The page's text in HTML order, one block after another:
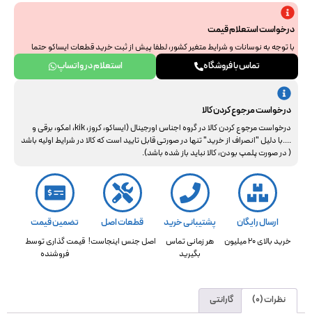
درخواست استعلام قیمت
با توجه به نوسانات و شرایط متغیر کشور، لطفا پیش از ثبت خرید قطعات ایساکو حتما
جهت استعلام نهایی با ما هماهنگ فرمایید. از همراهی و درک شما سپاسگزاریم.
تماس با فروشگاه استعلام در واتساپ
درخواست مرجوع کردن کالا
درخواست مرجوع کردن کالا در گروه اجناس اورجینال (ایساکو، کروز، kik، امکو، برقی و
....با دلیل "انصراف از خرید" تنها در صورتی قابل تایید است که کالا در شرایط اولیه باشد
( در صورت پلمپ بودن، کالا نباید باز شده باشد).
ارسال رایگان
خرید بالای 20 میلیون
پشتیبانی خرید
هر زمانی تماس
بگیرید
قطعات اصل
اصل جنس اینجاست!
تضمین قیمت
قیمت گذاری توسط
فروشنده
نظرات (0) گارانتی